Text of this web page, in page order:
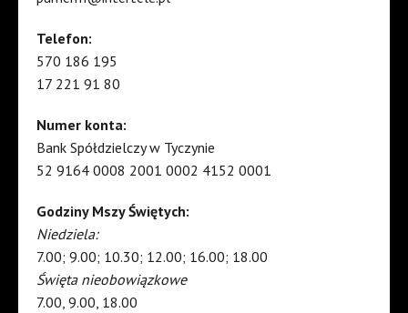
Telefon:
570 186 195
17 221 91 80
Numer konta:
Bank Spółdzielczy w Tyczynie
52 9164 0008 2001 0002 4152 0001
Godziny Mszy Świętych:
Niedziela:
7.00; 9.00; 10.30; 12.00; 16.00; 18.00
Święta nieobowiązkowe
7.00, 9.00, 18.00